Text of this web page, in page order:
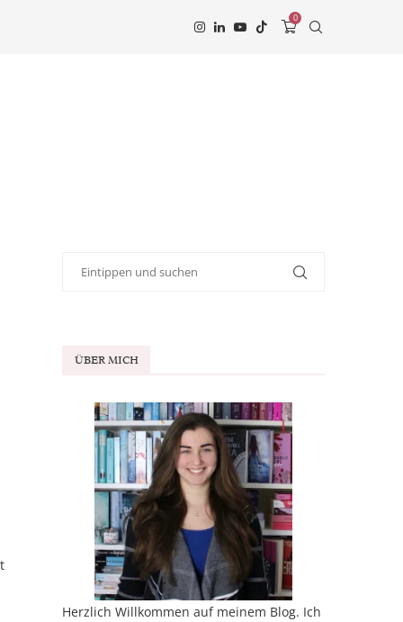
0
ÜBER MICH
Herzlich Willkommen auf meinem Blog. Ich